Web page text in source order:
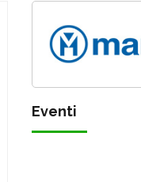
Eventi